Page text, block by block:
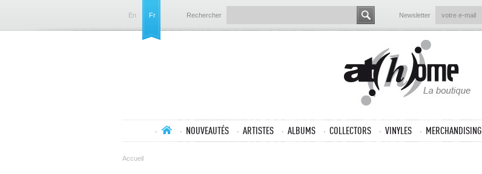
En Fr Rechercher Newsletter
NOUVEAUTÉS ARTISTES ALBUMS COLLECTORS VINYLES MERCHANDISING
Accueil